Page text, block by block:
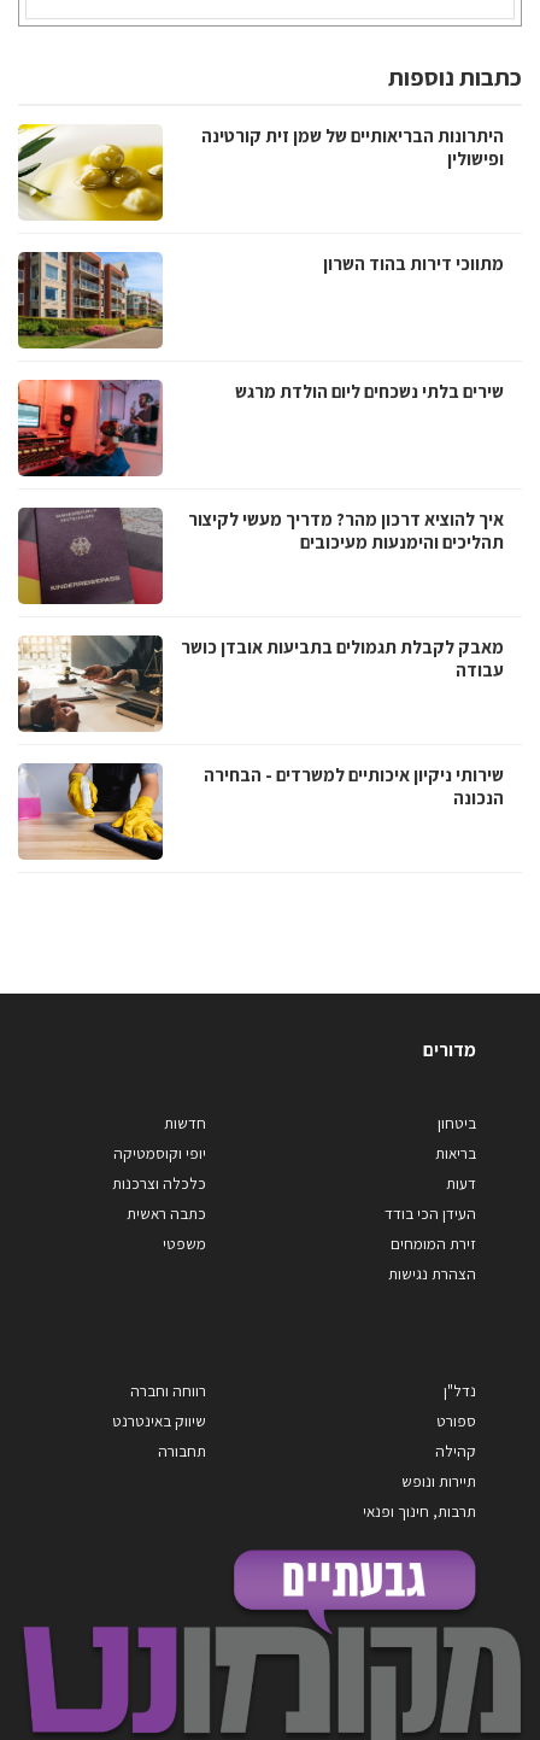
כתבות נוספות
היתרונות הבריאותיים של שמן זית קורטינה
ופישולין
מתווכי דירות בהוד השרון
שירים בלתי נשכחים ליום הולדת מרגש
איך להוציא דרכון מהר? מדריך מעשי לקיצור
תהליכים והימנעות מעיכובים
מאבק לקבלת תגמולים בתביעות אובדן כושר
עבודה
שירותי ניקיון איכותיים למשרדים - הבחירה
הנכונה
מדורים
ביטחון
בריאות
דעות
העידן הכי בודד
זירת המומחים
הצהרת נגישות
חדשות
יופי וקוסמטיקה
כלכלה וצרכנות
כתבה ראשית
משפטי
נדל"ן
ספורט
קהילה
תיירות ונופש
תרבות, חינוך ופנאי
רווחה וחברה
שיווק באינטרנט
תחבורה